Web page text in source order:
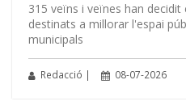
315 veïns i veïnes han
destinats a millorar l'espai
municipals
Redacció | 08-07-2026